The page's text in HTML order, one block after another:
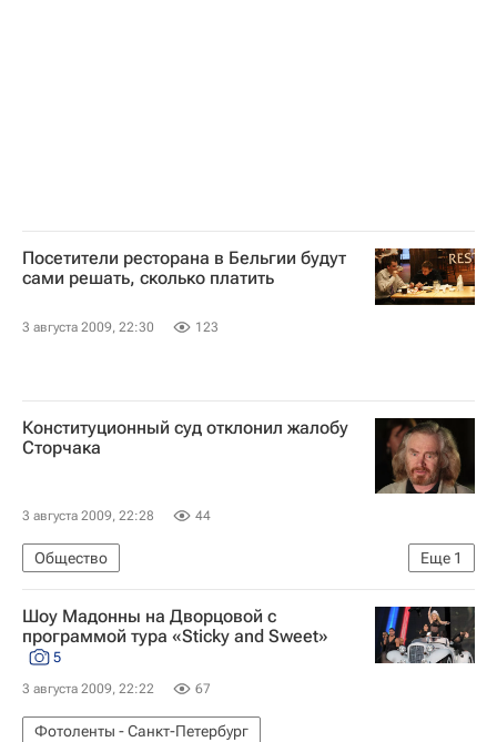
Посетители ресторана в Бельгии будут
сами решать, сколько платить
3 августа 2009, 22:30 123
Конституционный суд отклонил жалобу
Сторчака
3 августа 2009, 22:28 44
Еще 1
Общество
Дело замминистра финансов РФ Сергея Сторчака
Шоу Мадонны на Дворцовой с
программой тура «Sticky and Sweet»
5
3 августа 2009, 22:22 67
Фотоленты - Санкт-Петербург